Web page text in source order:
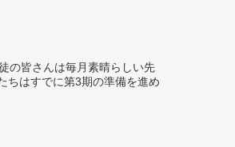
の皆さんは毎月素晴らしい先
ちはすでに第3期の準備を進め